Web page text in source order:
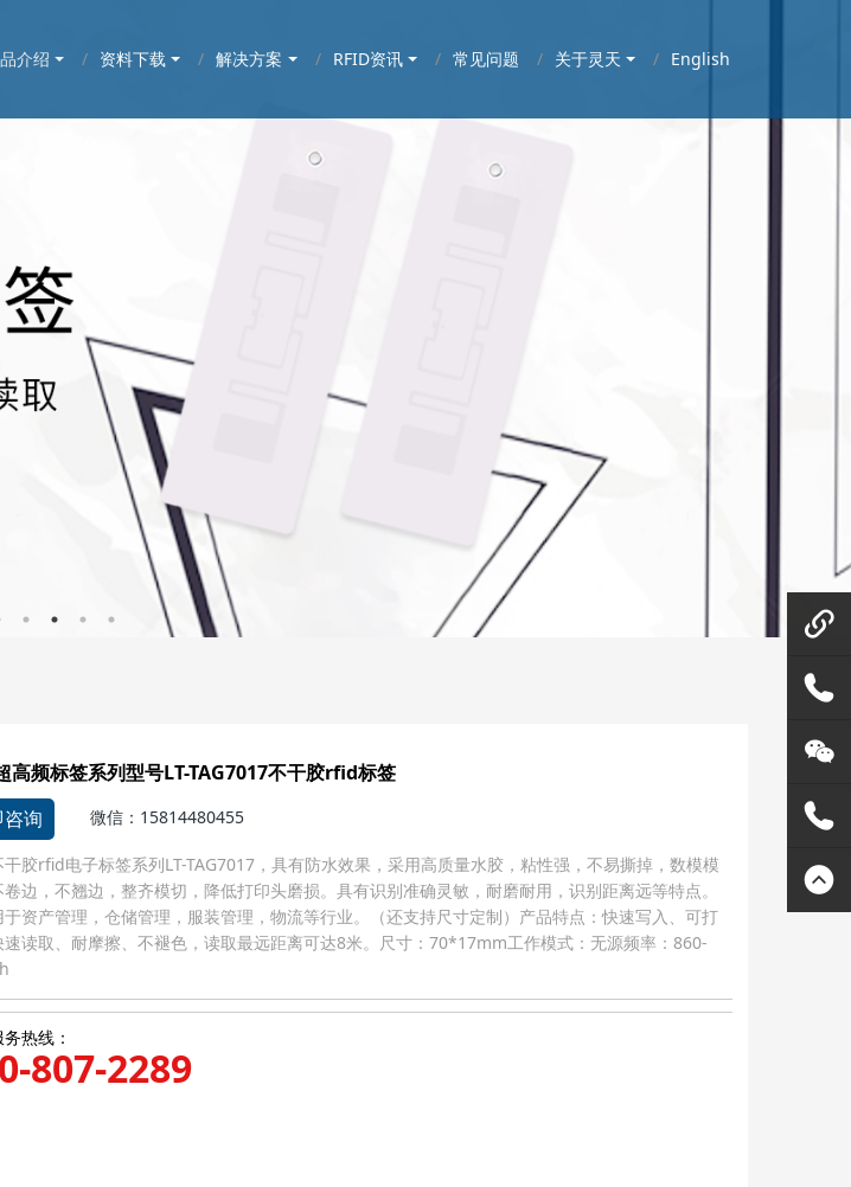
介绍 资料下载 解决方案 RFID资讯 常见问题 关于灵天 English
高频标签系列型号LT-TAG7017不干胶rfid标签
询
微信：15814480455
干胶rfid电子标签系列LT-TAG7017，具有防水效果，采用高质量水胶，粘性强，不易撕掉，数模模
边，不翘边，整齐模切，降低打印头磨损。具有识别准确灵敏，耐磨耐用，识别距离远等特点。
于资产管理，仓储管理，服装管理，物流等行业。（还支持尺寸定制）产品特点：快速写入、可打
速读取、耐摩擦、不褪色，读取最远距离可达8米。尺寸：70*17mm工作模式：无源频率：860-
热线：
807-2289
微信在
线咨询
158144
80455
灵天公
众号
400807